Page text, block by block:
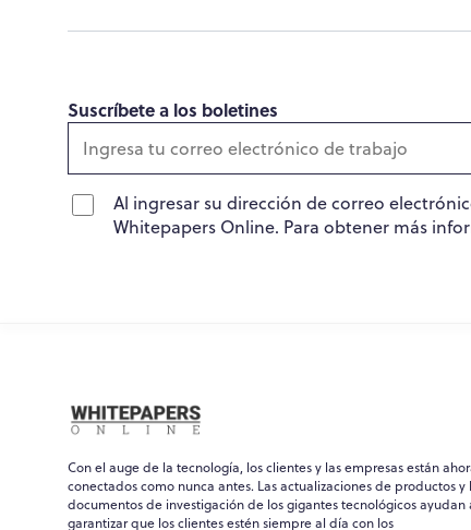
Suscríbete a los boletines
Al ingresar su dirección de correo
Whitepapers Online. Para obtener más
Con el auge de la tecnología, los clientes y las empresas están
conectados como nunca antes. Las actualizaciones de productos y
documentos de investigación de los gigantes tecnológicos ayudan
garantizar que los clientes estén siempre al día con los